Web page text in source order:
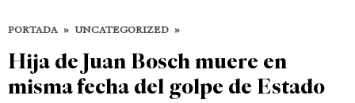
PORTADA » UNCATEGORIZED »
Hija de Juan Bosch muere en
misma fecha del golpe de Estado